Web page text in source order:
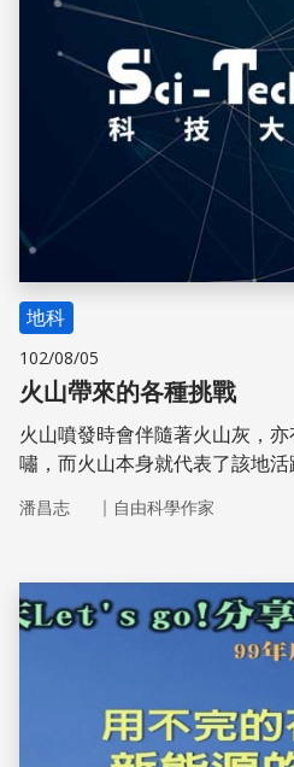
地科
102/08/05
火山帶來的各種挑戰
火山噴發時會伴隨著火山灰，
嘯，而火山本身就代表了該地
我們要了解的議題。
潘昌志 ｜ 自由科學作家